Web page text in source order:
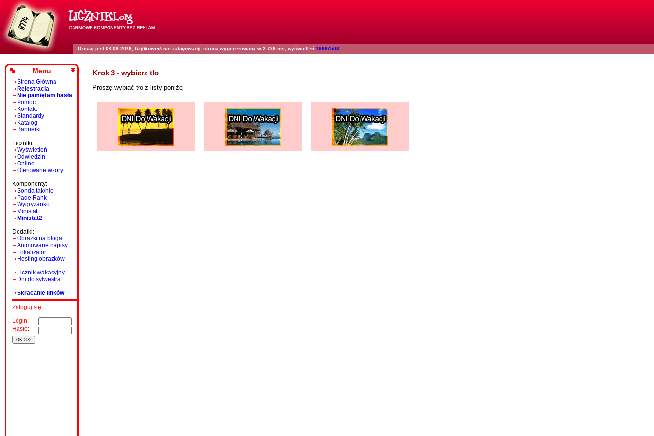
Dzisiaj jest 08.08.2026, Użytkownik nie zalogowany , strona wygenerowana w 2.738 ms, wyświetleń 19987503
Menu
Strona Główna
Rejestracja
Nie pamiętam hasła
Pomoc
Kontakt
Standardy
Katalog
Bannerki
Liczniki:
Wyświetleń
Odwiedzin
Online
Oferowane wzory
Komponenty:
Sonda tak/nie
Page Rank
Wygryzanko
Ministat
Ministat2
Dodatki:
Obrazki na bloga
Animowane napisy
Lokalizator
Hosting obrazków
Licznik wakacyjny
Dni do sylwestra
Skracanie linków
Zaloguj się:
Login:
Hasło:
Krok 3 - wybierz tło
Proszę wybrać tło z listy poniżej